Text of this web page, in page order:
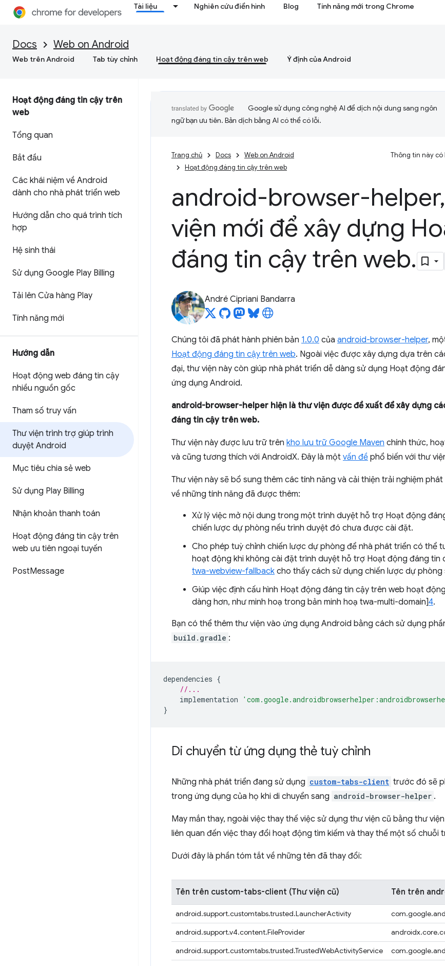
Tài liệu Nghiên cứu điển hình Blog Tính năng mới trong Chrome
Docs Web on Android
Web trên Android Tab tùy chỉnh Hoạt động đáng tin cậy trên web Ý định của Android
Hoạt động đáng tin cậy trên
web
Tổng quan
Bắt đầu
Các khái niệm về Android
dành cho nhà phát triển web
Hướng dẫn cho quá trình tích
hợp
Hệ sinh thái
Sử dụng Google Play Billing
Tải lên Cửa hàng Play
Tính năng mới
Hướng dẫn
Hoạt động web đáng tin cậy
nhiều nguồn gốc
Tham số truy vấn
Thư viện trình trợ giúp trình
duyệt Android
Mục tiêu chia sẻ web
Sử dụng Play Billing
Nhận khoản thanh toán
Hoạt động đáng tin cậy trên
web ưu tiên ngoại tuyến
PostMessage
Google sử dụng công nghệ AI để dịch nội dung sang ngôn
ngữ bạn ưu tiên. Bản dịch bằng AI có thể có lỗi.
Trang chủ Docs
Web on Android
Hoạt động đáng tin cậy trên web
Thông tin này có
android-browser-helper,
viện mới để xây dựng
đáng tin cậy trên web.
André Cipriani Bandarra
Chúng tôi đã phát hành phiên bản 1.0.0 của android-browser-helper,
Hoạt động đáng tin cậy trên web. Ngoài việc được xây dựng dựa trên
đại, thư viện này còn giúp nhà phát triển dễ dàng sử dụng Hoạt động
ứng dụng Android.
android-browser-helper hiện là thư viện được đề xuất để xây dựng
đáng tin cậy trên web.
Thư viện này được lưu trữ trên kho lưu trữ Google Maven chính thức,
và cũng tương thích với AndroidX. Đây là một vấn đề phổ biến với thư
Thư viện này sẽ bổ sung thêm các tính năng và cải thiện trải nghiệm
về những tính năng đã được thêm:
Xử lý việc mở nội dung trong một trình duyệt hỗ trợ Hoạt động
chiến lược dự phòng nếu trình duyệt đó chưa được cài đặt.
Cho phép tuỳ chỉnh chiến lược dự phòng để nhà phát triển có thể
hoạt động khi không cài đặt trình duyệt hỗ trợ Hoạt động đáng tin
twa-webview-fallback cho thấy cách sử dụng chiến lược dự phòng
Giúp việc định cấu hình Hoạt động đáng tin cậy trên web hoạt
dàng hơn, như minh hoạ trong bản minh hoạ twa-multi-domain]4.
Bạn có thể thêm thư viện vào ứng dụng Android bằng cách sử dụng
build.gradle :
dependencies {
//...
implementation
}
Di chuyển từ ứng dụng thẻ tuỳ chỉnh
Những nhà phát triển đang sử dụng custom-tabs-client trước đó sẽ
trong ứng dụng của họ khi di chuyển sang android-browser-helper .
May mắn thay, ngoài việc thay thế việc sử dụng thư viện cũ bằng thư
liên quan đến việc thay đổi hoạt động tìm kiếm và thay thế một số chuỗi
Dưới đây là phần tóm tắt về những tên đã thay đổi:
Tên trên custom-tabs-client (Thư viện cũ) Tên trên
android.support.customtabs.trusted.LauncherActivity
android.support.v4.content.FileProvider
android.support.customtabs.trusted.TrustedWebActivityService